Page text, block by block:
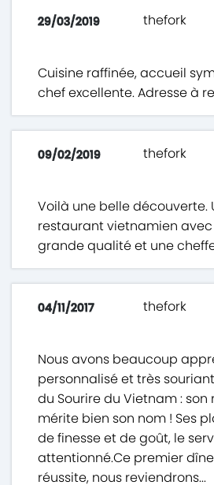
29/03/2019 thefork
Cuisine raffinée, accueil
chef excellente. Adresse à
09/02/2019 thefork
Voilà une belle découverte.
restaurant vietnamien
grande qualité et une cheffe
04/11/2017 thefork
Nous avons beaucoup
personnalisé et très
du Sourire du Vietnam :
mérite bien son nom ! Ses
de finesse et de goût, le
attentionné.Ce premier
réussite, nous reviendrons...